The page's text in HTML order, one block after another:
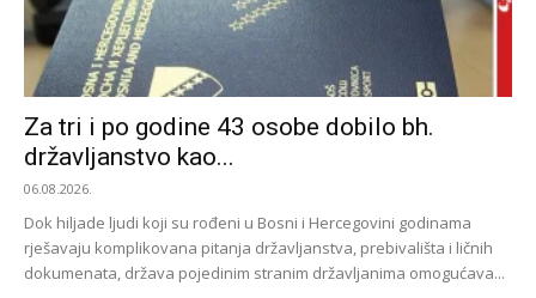
Za tri i po godine 43 osobe dobilo bh.
državljanstvo kao...
06.08.2026.
Dok hiljade ljudi koji su rođeni u Bosni i Hercegovini godinama
rješavaju komplikovana pitanja državljanstva, prebivališta i ličnih
dokumenata, država pojedinim stranim državljanima omogućava...